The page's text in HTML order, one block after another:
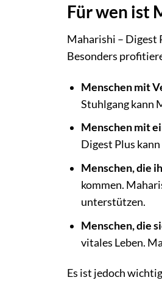
Für wen ist
Maharishi – Digest
Besonders
Menschen mit
Stuhlgang kann
Menschen mit
Digest Plus
Menschen, die
kommen.
unterstützen.
Menschen, die
vitales Leben.
Es ist jedoch